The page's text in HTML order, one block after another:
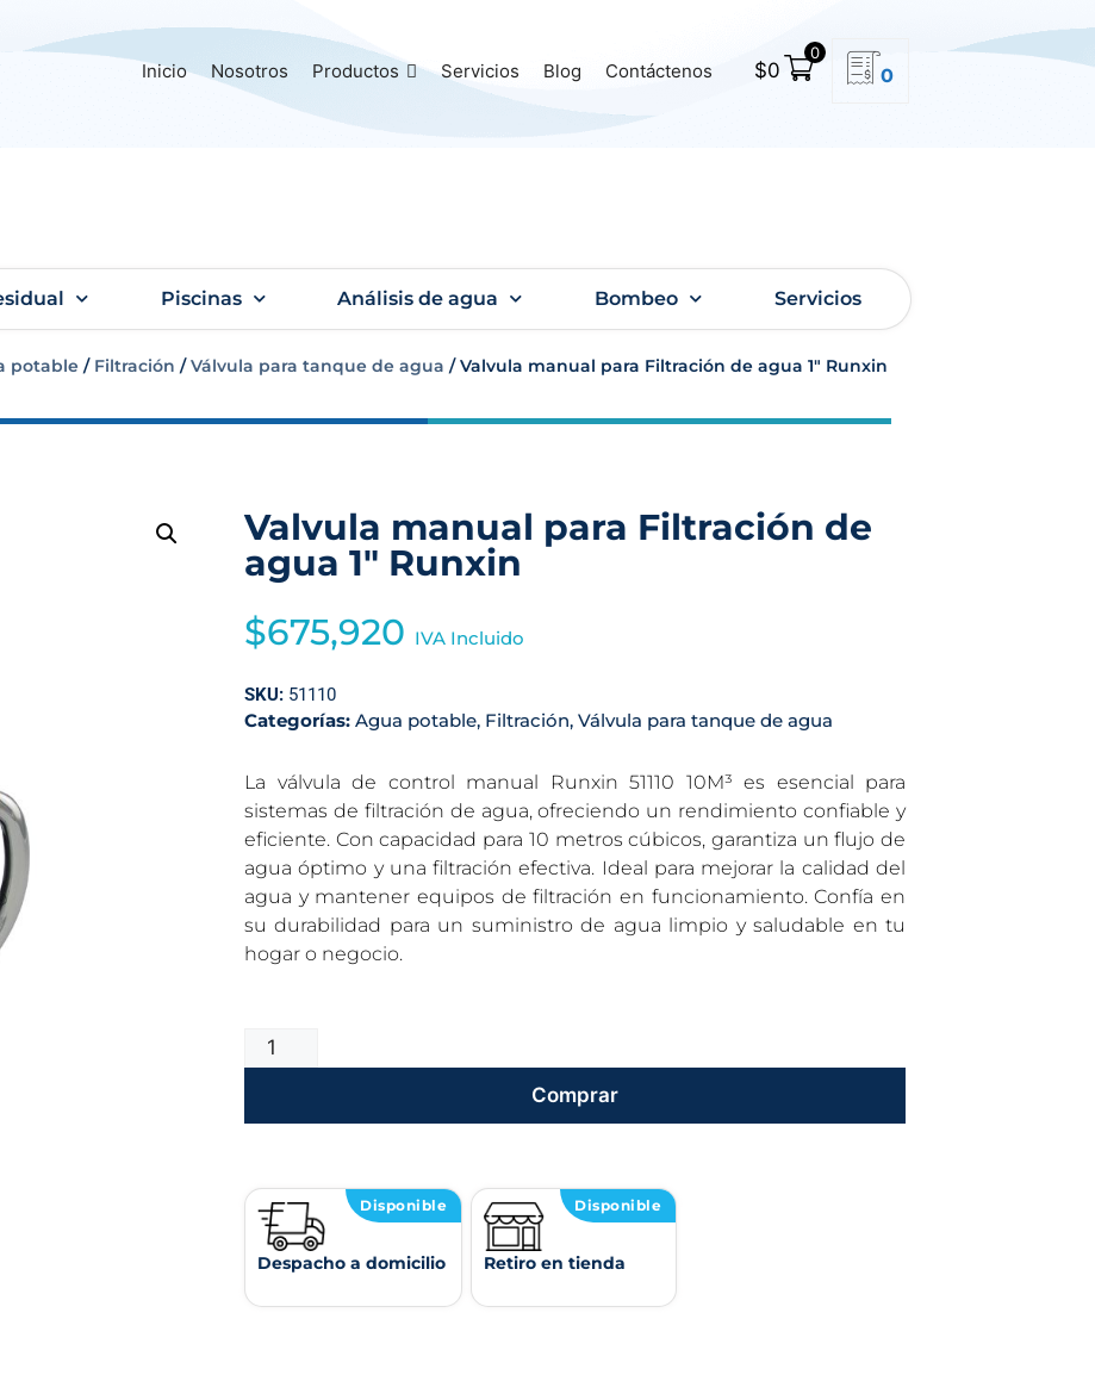
Inicio Nosotros Productos Servicios Blog Contáctenos $0
0
0
Piscinas Análisis de agua Bombeo Servicios
potable / Filtración /Válvula para tanque de agua / Valvula manual para Filtración de agua 1″ Runxin
Valvula manual para Filtración de
agua 1″ Runxin
$675,920 IVA Incluido
SKU: 51110
Categorías: Agua potable, Filtración, Válvula para tanque de agua
La válvula de control manual Runxin 51110 10M³ es esencial para
sistemas de filtración de agua, ofreciendo un rendimiento confiable y
eficiente. Con capacidad para 10 metros cúbicos, garantiza un flujo de
agua óptimo y una filtración efectiva. Ideal para mejorar la calidad del
agua y mantener equipos de filtración en funcionamiento. Confía en
su durabilidad para un suministro de agua limpio y saludable en tu
hogar o negocio.
Comprar
Disponible
Despacho a domicilio
Disponible
Retiro en tienda